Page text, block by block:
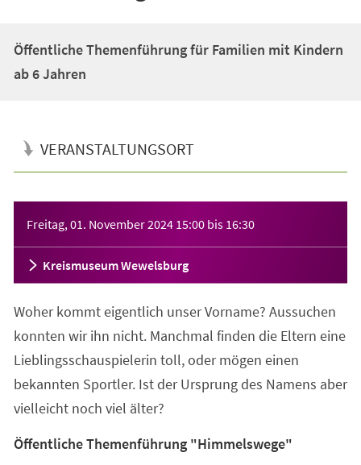
Öffentliche Themenführung für Familien mit Kindern
ab 6 Jahren
VERANSTALTUNGSORT
Freitag, 01. November 2024 15:00 bis 16:30
Kreismuseum Wewelsburg
Woher kommt eigentlich unser Vorname? Aussuchen
konnten wir ihn nicht. Manchmal finden die Eltern eine
Lieblingsschauspielerin toll, oder mögen einen
bekannten Sportler. Ist der Ursprung des Namens aber
vielleicht noch viel älter?
Öffentliche Themenführung "Himmelswege"